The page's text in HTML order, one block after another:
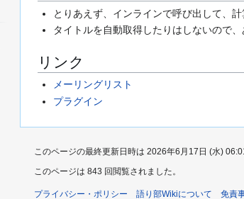
とりあえず、インラインで呼び出して、
タイトルを自動取得したりはしないので、
リンク
メーリングリスト
プラグイン
このページの最終更新日時は 2026年6月17日 (水)
このページは 843 回閲覧されました。
プライバシー・ポリシー 語り部Wikiについて 免責